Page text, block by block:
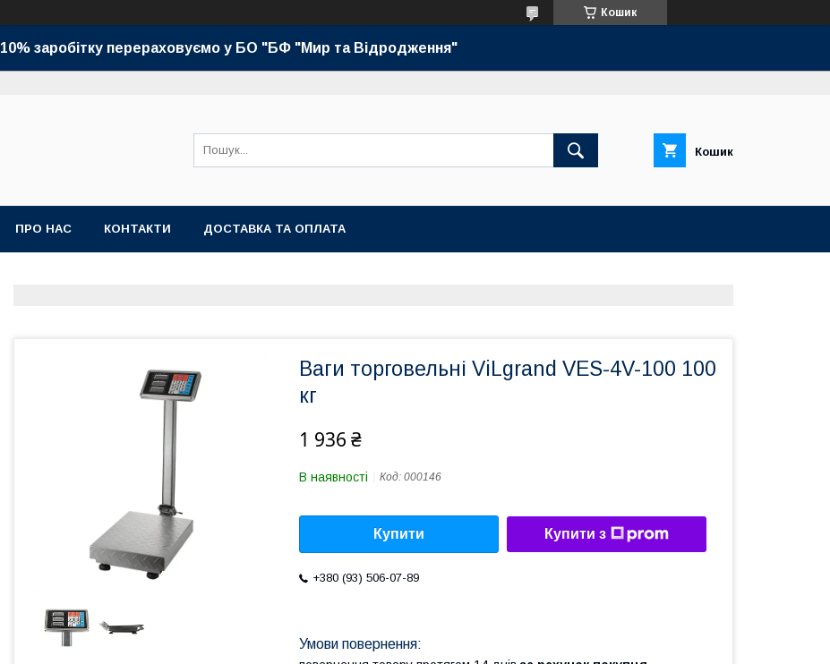
Кошик
10% заробітку перераховуємо у БО "БФ "Мир та Відродження"
Кошик
ПРО НАС КОНТАКТИ ДОСТАВКА ТА ОПЛАТА
Ваги торговельні ViLgrand VES-4V-100 100
кг
1 936 ₴
В наявності Код: 000146
Купити Купити з
+380 (93) 506-07-89